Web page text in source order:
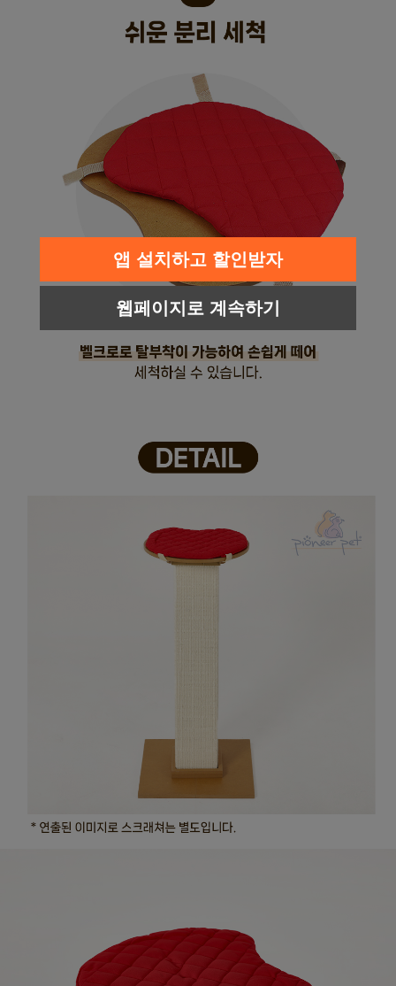
프 하세요!앱 설치하고 할인받자
웹페이지로 계속하기